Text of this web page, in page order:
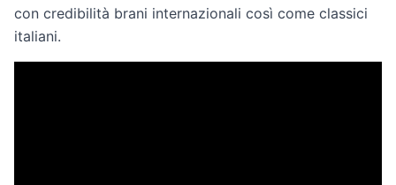
con credibilità brani internazionali così come classici
italiani.